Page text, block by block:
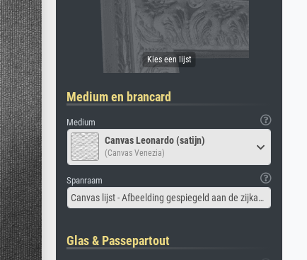
Medium en brancard
Medium
Canvas Leonardo (satijn)
(Canvas Venezia)
Spanraam
Canvas lijst - Afbeelding gespiegeld aan de zijkant
Glas & Passepartout